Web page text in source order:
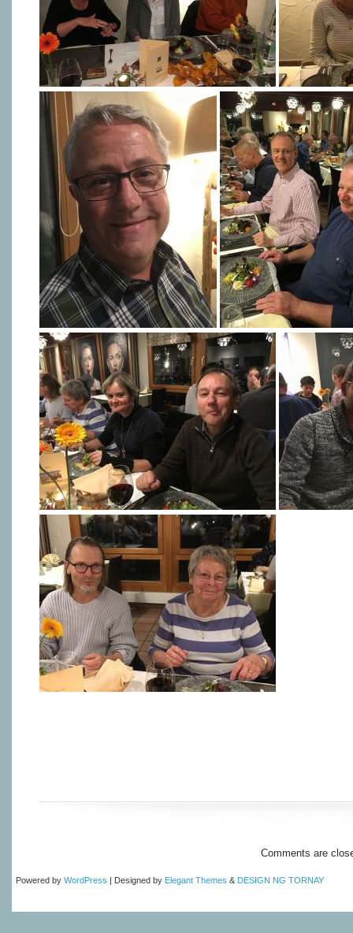
Comments are
Powered by WordPress | Designed by Elegant Themes & DESIGN NG TORNAY